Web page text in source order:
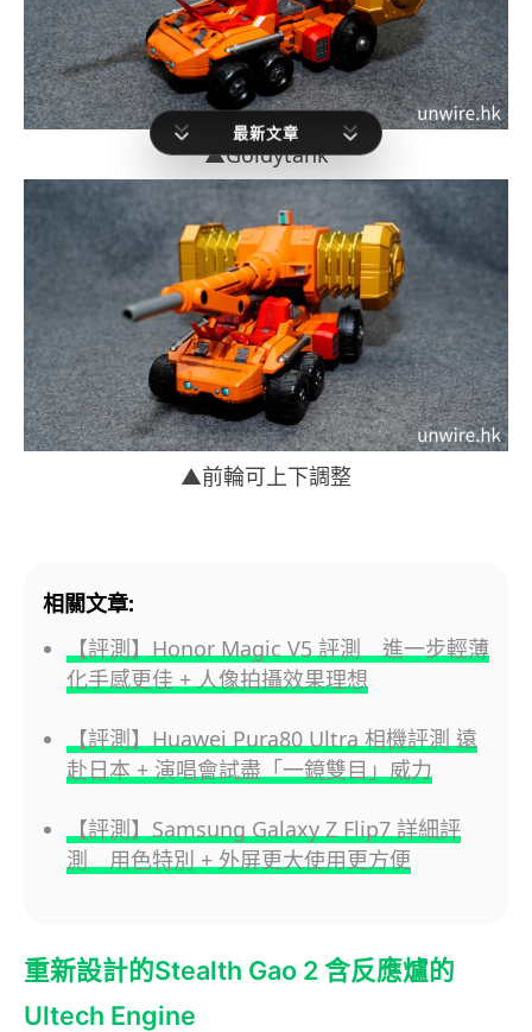
▲Goldytank
▲前輪可上下調整
相關文章:
【評測】Honor Magic V5 評測 進一步輕薄
化手感更佳 + 人像拍攝效果理想
【評測】Huawei Pura80 Ultra 相機評測 遠
赴日本 + 演唱會試盡「一鏡雙目」威力
【評測】Samsung Galaxy Z Flip7 詳細評
測 用色特別 + 外屏更大使用更方便
重新設計的Stealth Gao 2 含反應爐的
Ultech Engine
最新文章